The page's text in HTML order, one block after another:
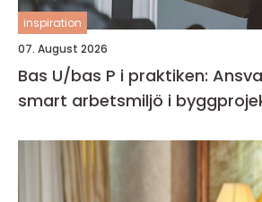
inspiration
07. August 2026
Bas U/bas P i praktiken:
smart arbetsmiljö i